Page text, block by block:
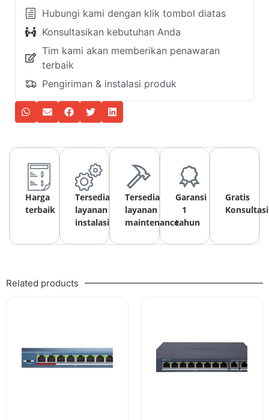
Hubungi kami dengan klik tombol diatas
Konsultasikan kebutuhan Anda
Tim kami akan memberikan penawaran
terbaik
Pengiriman & instalasi produk
Harga
terbaik
Tersedia
layanan
instalasi
Tersedia
layanan
maintenance
Garansi
1
tahun
Gratis
Konsultasi
Related products